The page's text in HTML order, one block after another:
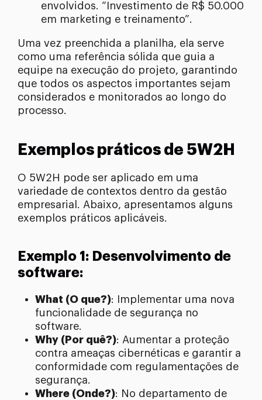
envolvidos. “Investimento de R$ 50.000
em marketing e treinamento”.
Uma vez preenchida a planilha, ela serve
como uma referência sólida que guia a
equipe na execução do projeto, garantindo
que todos os aspectos importantes sejam
considerados e monitorados ao longo do
processo.
Exemplos práticos de 5W2H
O 5W2H pode ser aplicado em uma
variedade de contextos dentro da gestão
empresarial. Abaixo, apresentamos alguns
exemplos práticos aplicáveis.
Exemplo 1: Desenvolvimento de
software:
What (O que?): Implementar uma nova
funcionalidade de segurança no
software.
Why (Por quê?): Aumentar a proteção
contra ameaças cibernéticas e garantir a
conformidade com regulamentações de
segurança.
Where (Onde?): No departamento de